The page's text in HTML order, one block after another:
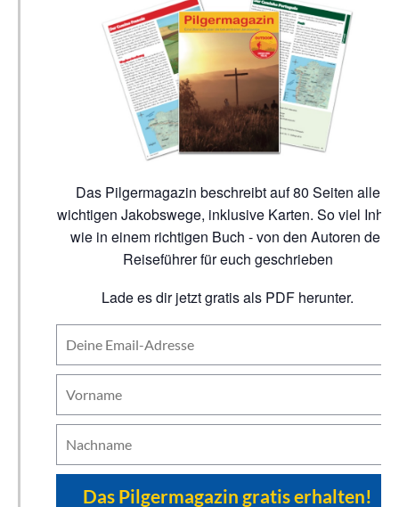
Das Pilgermagazin beschreibt auf 80 Seiten alle
wichtigen Jakobswege, inklusive Karten. So viel Inhalt
wie in einem richtigen Buch - von den Autoren der
Reiseführer für euch geschrieben
Lade es dir jetzt gratis als PDF herunter.